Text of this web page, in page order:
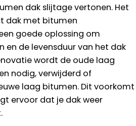
dak slijtage vertonen. Het
dak met bitumen
goede oplossing om
en de levensduur van het dak
wordt de oude laag
nodig, verwijderd of
laag bitumen. Dit voorkomt
ervoor dat je dak weer